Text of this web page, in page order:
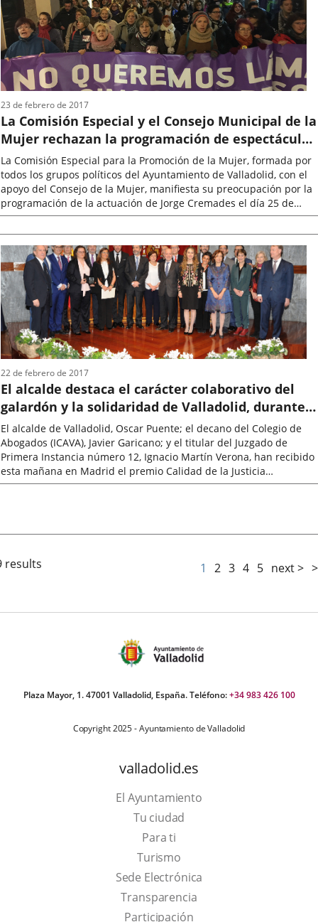
La Comisión Especial y el Consejo Municipal de la
Mujer rechazan la programación de espectáculos
que atentan contra la igualdad
La Comisión Especial para la Promoción de la Mujer, formada por
todos los grupos políticos del Ayuntamiento de Valladolid, con el
apoyo del Consejo de la Mujer, manifiesta su preocupación por la
programación de la actuación de Jorge Cremades el día 25 de
febrero...
de
la
noticia
23 de febrero de 2017
El alcalde destaca el carácter colaborativo del
galardón y la solidaridad de Valladolid, durante
la entrega del Premio Calidad de la Justicia
El alcalde de Valladolid, Oscar Puente; el decano del Colegio de
Abogados (ICAVA), Javier Garicano; y el titular del Juzgado de
Primera Instancia número 12, Ignacio Martín Verona, han recibido
esta mañana en Madrid el premio Calidad de la Justicia
concedido...
22 de febrero de 2017
results 1 2 3 4 5 next >
Plaza Mayor, 1. 47001 Valladolid, España. Teléfono:+34 983 426 100
Copyright 2025 - Ayuntamiento de Valladolid
valladolid.es
El Ayuntamiento
Tu ciudad
Para ti
TurismoThis
link
will
open
Sede Electrónica
Transparencia
Participación